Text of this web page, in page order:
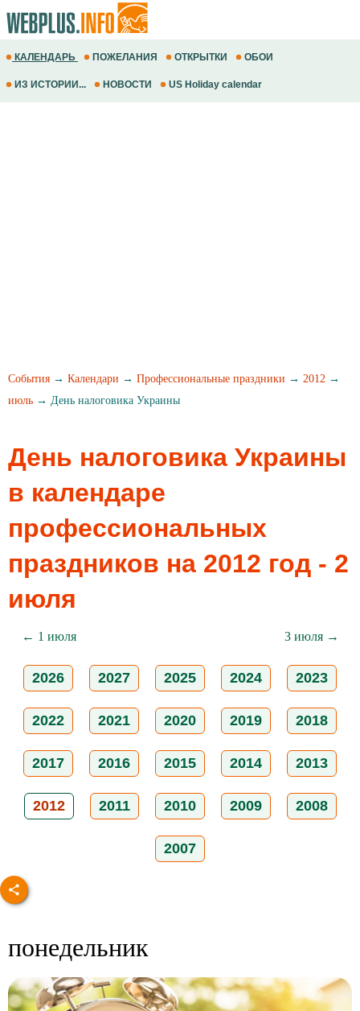
КАЛЕНДАРЬ ПОЖЕЛАНИЯ ОТКРЫТКИ ОБОИ
ИЗ ИСТОРИИ... НОВОСТИ US Holiday calendar
События → Календари → Профессиональные праздники → 2012 →
июль → День налоговика Украины
День налоговика Украины
в календаре
профессиональных
праздников на 2012 год - 2
июля
← 1 июля 3 июля →
2026 2027 2025 2024 2023
2022 2021 2020 2019 2018
2017 2016 2015 2014 2013
2012 2011 2010 2009 2008
2007
понедельник